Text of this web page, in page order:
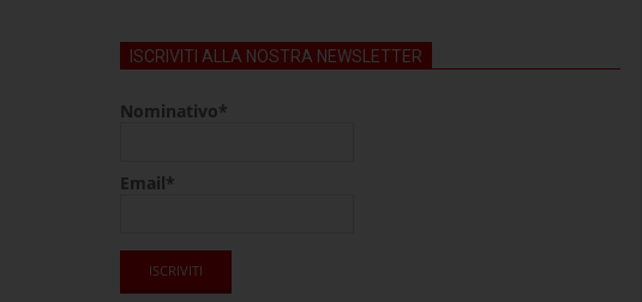
ISCRIVITI ALLA NOSTRA NEWSLETTER
Nominativo*
Email*